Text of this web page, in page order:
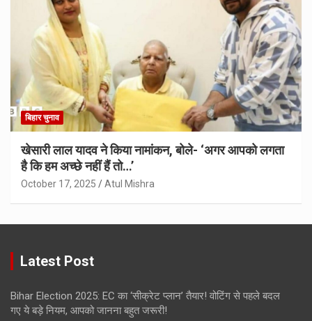
बिहार चुनाव
खेसारी लाल यादव ने किया नामांकन, बोले- ‘अगर आपको लगता
है कि हम अच्छे नहीं हैं तो…’
October 17, 2025 Atul Mishra
Latest Post
Bihar Election 2025: EC का ‘सीक्रेट प्लान’ तैयार! वोटिंग से पहले बदल
गए ये बड़े नियम, आपको जानना बहुत जरूरी!